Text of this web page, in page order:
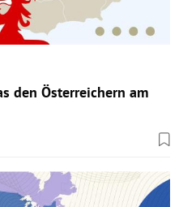
den Österreichern am